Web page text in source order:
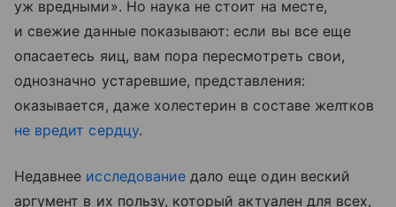
уж вредными». Но наука не стоит на месте,
и свежие данные показывают: если вы все еще
опасаетесь яиц, вам пора пересмотреть свои,
однозначно устаревшие, представления:
оказывается, даже холестерин в составе желтков
не вредит сердцу.
Недавнее исследование дало еще один веский
аргумент в их пользу, который актуален для всех,